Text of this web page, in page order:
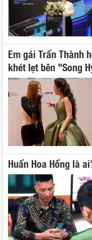
Em gái Trấn Thành
khét lẹt bên "Song
Huấn Hoa Hồng là